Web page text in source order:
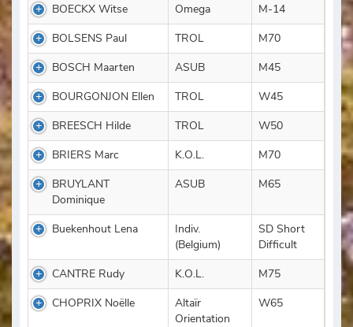
BOECKX Witse
Omega
M-14
BOLSENS Paul
TROL
M70
BOSCH Maarten
ASUB
M45
BOURGONJON Ellen
TROL
W45
BREESCH Hilde
TROL
W50
BRIERS Marc
K.O.L.
M70
BRUYLANT
Dominique
ASUB M65
Buekenhout Lena
Indiv.
(Belgium)
SD Short
Difficult
CANTRE Rudy
K.O.L.
M75
CHOPRIX Noëlle
Altaïr
Orientation
W65